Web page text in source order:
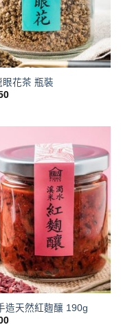
眼花茶 瓶裝
造天然紅麴釀 190g